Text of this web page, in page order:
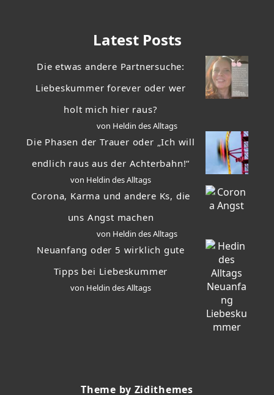
Latest Posts
Die etwas andere Partnersuche:
Liebeskummer forever oder wer
holt mich hier raus?
von Heldin des Alltags
Die Phasen der Trauer oder „Ich will
endlich raus aus der Achterbahn!“
von Heldin des Alltags
Corona, Karma und andere Ks, die
uns Angst machen
von Heldin des Alltags
Neuanfang oder 5 wirklich gute
Tipps bei Liebeskummer
von Heldin des Alltags
Theme by Zidithemes